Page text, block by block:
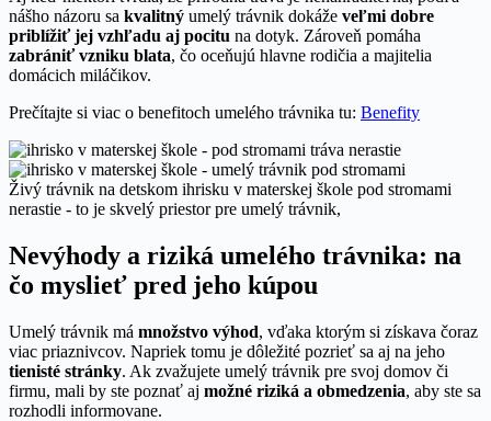
nášho názoru sa kvalitný umelý trávnik dokáže veľmi dobre
priblížiť jej vzhľadu aj pocitu na dotyk. Zároveň pomáha
zabrániť vzniku blata, čo oceňujú hlavne rodičia a majitelia
domácich miláčikov.
Prečítajte si viac o benefitoch umelého trávnika tu: Benefity
Živý trávnik na detskom ihrisku v materskej škole pod stromami
nerastie - to je skvelý priestor pre umelý trávnik,
Nevýhody a riziká umelého trávnika: na
čo myslieť pred jeho kúpou
Umelý trávnik má množstvo výhod, vďaka ktorým si získava čoraz
viac priaznivcov. Napriek tomu je dôležité pozrieť sa aj na jeho
tienisté stránky. Ak zvažujete umelý trávnik pre svoj domov či
firmu, mali by ste poznať aj možné riziká a obmedzenia, aby ste sa
rozhodli informovane.